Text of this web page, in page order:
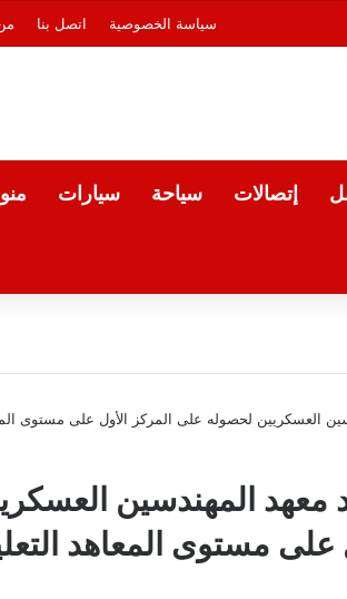
سياسة الخصوصية اتصل بنا
إتصالات سياحة سيارات
العسكريين لحصوله على المركز الأول على مستوى
معهد المهندسين
مستوى المعاهد